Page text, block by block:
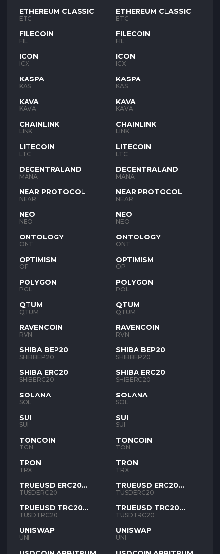
ETHEREUM CLASSIC
ETC
FILECOIN
FIL
ICON
ICX
KASPA
KAS
KAVA
KAVA
CHAINLINK
LINK
LITECOIN
LTC
DECENTRALAND
MANA
NEAR PROTOCOL
NEAR
NEO
NEO
ONTOLOGY
ONT
OPTIMISM
OP
POLYGON
POL
QTUM
QTUM
RAVENCOIN
RVN
SHIBA BEP20
SHIBBEP20
SHIBA ERC20
SHIBERC20
SOLANA
SOL
SUI
SUI
TONCOIN
TON
TRON
TRX
TRUEUSD ERC20
TUSD
TUSDERC20
TRUEUSD TRC20
TUSD
TUSDTRC20
UNISWAP
UNI
ETHEREUM CLASSIC
ETC
FILECOIN
FIL
ICON
ICX
KASPA
KAS
KAVA
KAVA
CHAINLINK
LINK
LITECOIN
LTC
DECENTRALAND
MANA
NEAR PROTOCOL
NEAR
NEO
NEO
ONTOLOGY
ONT
OPTIMISM
OP
POLYGON
POL
QTUM
QTUM
RAVENCOIN
RVN
SHIBA BEP20
SHIBBEP20
SHIBA ERC20
SHIBERC20
SOLANA
SOL
SUI
SUI
TONCOIN
TON
TRON
TRX
TRUEUSD ERC20
TUSD
TUSDERC20
TRUEUSD TRC20
TUSD
TUSDTRC20
UNISWAP
UNI